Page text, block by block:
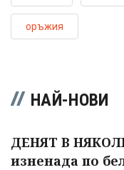
оръжия
НАЙ-НОВИ
ДЕНЯТ В
изненада по